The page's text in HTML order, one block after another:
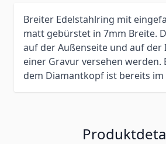
Breiter Edelstahlring mit
matt gebürstet in 7mm Breite.
auf der Außenseite und auf der
einer Gravur versehen werden.
dem Diamantkopf ist bereits